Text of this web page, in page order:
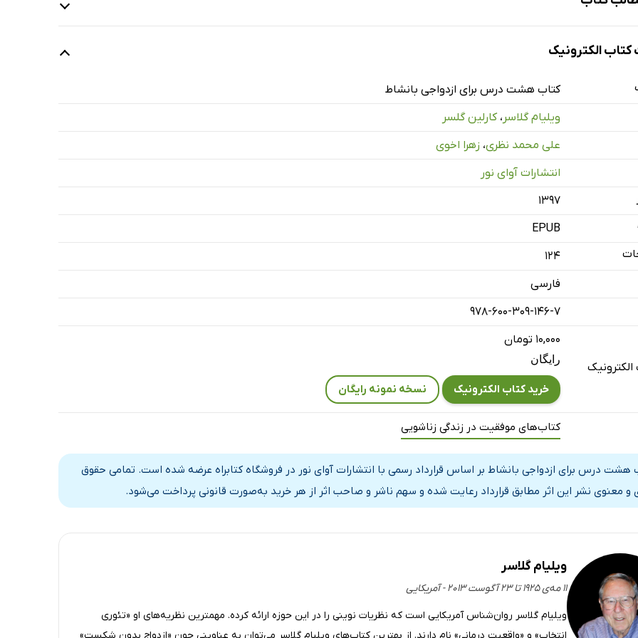
الکترونیک
کتاب هشت درس برای ازدواجی با‌نشاط
ویلیام گلاسر ،کارلین گلسر
علی محمد نظری، زهرا اخوی
انتشارات آوای نور
۱۳۹۷
EPUB
124
فارسی
978-600-309-146-7
۱۰,۰۰۰ تومان
رایگان
خرید کتاب الکترونیک نسخه نمونه رایگان
کتاب‌های موفقیت در زندگی زناشویی
هشت درس برای ازدواجی با‌نشاط بر اساس قرارداد رسمی با انتشارات آوای نور در فروشگاه کتابراه عرضه شده است. تمامی حقوق
و معنوی نشر این اثر مطابق قرارداد رعایت شده و سهم ناشر و صاحب اثر از هر خرید به‌صورت قانونی پرداخت می‌شود.
ویلیام گلاسر
۱۱ مه‌ی ۱۹۲۵ تا ۲۳ آگوست ۲۰۱۳ - آمریکایی
ویلیام گلاسر روان‌شناس آمریکایی است که نظریات نوینی را در این حوزه ارائه کرده. مهمترین نظریه‌های او «تئوری